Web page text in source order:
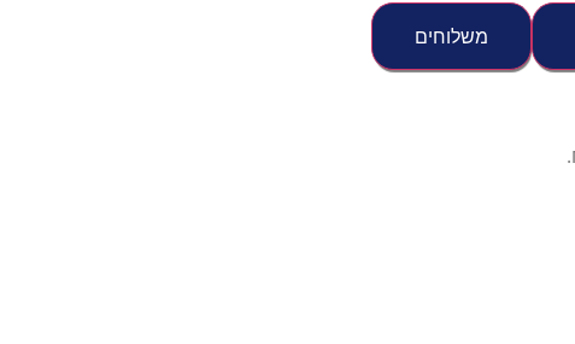
משלוחים